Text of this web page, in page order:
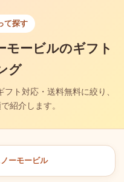
て探す
モービルのギフト
グ
ト対応・送料無料に絞り、
紹介します。
ーモービル